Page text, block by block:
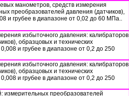
манометров, средств измерения
преобразователей давления (датчиков),
и грубее в диапазоне от 0,02 до 60 МПа..
избыточного давления: калибраторов
образцовых и технических
и грубее в диапазоне от 0,2 до 250
избыточного давления: калибраторов
образцовых и технических
и грубее в диапазоне от 0,2 до 250
измерительных преобразователей